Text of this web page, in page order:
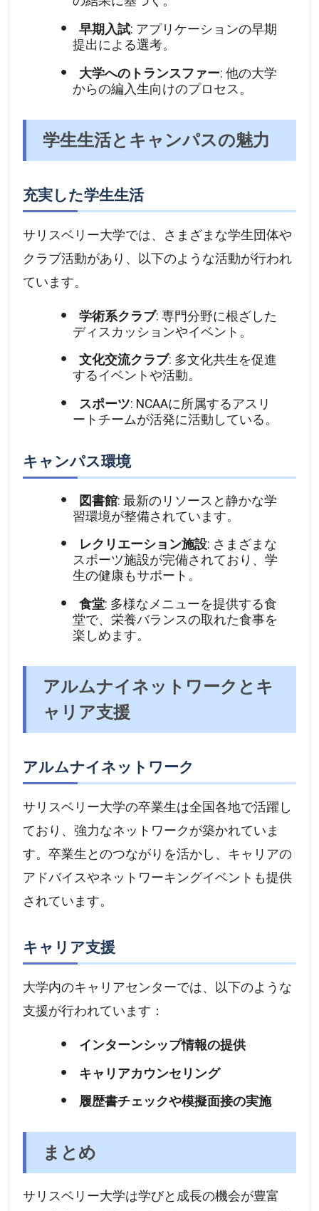
早期入試: アプリケーションの早期
提出による選考。
大学へのトランスファー: 他の大学
からの編入生向けのプロセス。
学生生活とキャンパスの魅力
充実した学生生活
サリスベリー大学では、さまざまな学生団体や
クラブ活動があり、以下のような活動が行われ
ています。
学術系クラブ: 専門分野に根ざした
ディスカッションやイベント。
文化交流クラブ: 多文化共生を促進
するイベントや活動。
スポーツ: NCAAに所属するアスリ
ートチームが活発に活動している。
キャンパス環境
図書館: 最新のリソースと静かな学
習環境が整備されています。
レクリエーション施設: さまざまな
スポーツ施設が完備されており、学
生の健康もサポート。
食堂: 多様なメニューを提供する食
堂で、栄養バランスの取れた食事を
楽しめます。
アルムナイネットワークとキ
ャリア支援
アルムナイネットワーク
サリスベリー大学の卒業生は全国各地で活躍し
ており、強力なネットワークが築かれていま
す。卒業生とのつながりを活かし、キャリアの
アドバイスやネットワーキングイベントも提供
されています。
キャリア支援
大学内のキャリアセンターでは、以下のような
支援が行われています：
インターンシップ情報の提供
キャリアカウンセリング
履歴書チェックや模擬面接の実施
まとめ
サリスベリー大学は学びと成長の機会が豊富